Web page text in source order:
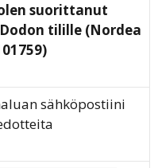
suorittanut
tilille (Nordea
sähköpostiini